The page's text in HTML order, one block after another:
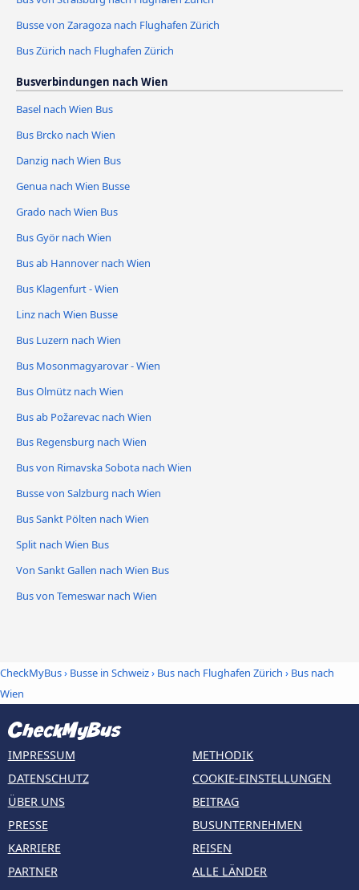
Busse von Zaragoza nach Flughafen Zürich
Bus Zürich nach Flughafen Zürich
Busverbindungen nach Wien
Basel nach Wien Bus
Bus Brcko nach Wien
Danzig nach Wien Bus
Genua nach Wien Busse
Grado nach Wien Bus
Bus Györ nach Wien
Bus ab Hannover nach Wien
Bus Klagenfurt - Wien
Linz nach Wien Busse
Bus Luzern nach Wien
Bus Mosonmagyarovar - Wien
Bus Olmütz nach Wien
Bus ab Požarevac nach Wien
Bus Regensburg nach Wien
Bus von Rimavska Sobota nach Wien
Busse von Salzburg nach Wien
Bus Sankt Pölten nach Wien
Split nach Wien Bus
Von Sankt Gallen nach Wien Bus
Bus von Temeswar nach Wien
CheckMyBus› Busse in Schweiz› Bus nach Flughafen Zürich › Bus nach
Wien
IMPRESSUM
DATENSCHUTZ
ÜBER UNS
PRESSE
KARRIERE
PARTNER
METHODIK
COOKIE-EINSTELLUNGEN
BEITRAG
BUSUNTERNEHMEN
REISEN
ALLE LÄNDER